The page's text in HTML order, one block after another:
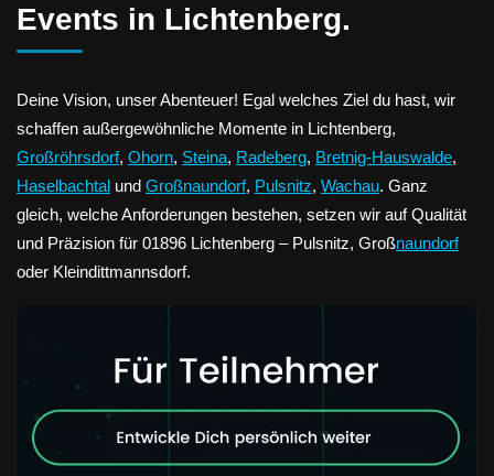
Events in Lichtenberg.
Deine Vision, unser Abenteuer! Egal welches Ziel du hast, wir
schaffen außergewöhnliche Momente in Lichtenberg,
Großröhrsdorf, Ohorn, Steina, Radeberg, Bretnig-Hauswalde,
Haselbachtal und Großnaundorf, Pulsnitz, Wachau. Ganz
gleich, welche Anforderungen bestehen, setzen wir auf Qualität
und Präzision für 01896 Lichtenberg – Pulsnitz, Großnaundorf
oder Kleindittmannsdorf.